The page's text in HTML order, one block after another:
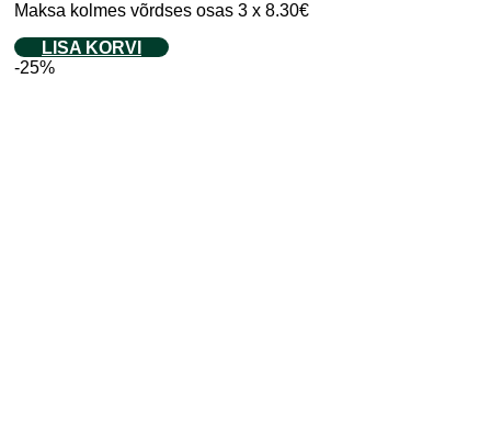
Maksa kolmes võrdses osas 3 x 8.30€
LISA KORVI
-25%